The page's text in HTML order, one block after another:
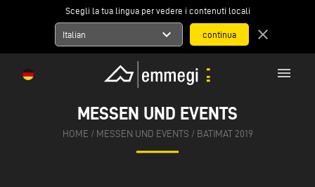
Scegli la tua lingua per vedere i contenuti locali
Italian expand_more close
menu
MESSEN UND EVENTS
HOME / MESSEN UND EVENTS / BATIMAT 2019